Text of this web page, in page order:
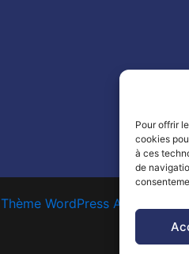
Pour offrir
cookies
à ces
de
Thème WordPress Astra